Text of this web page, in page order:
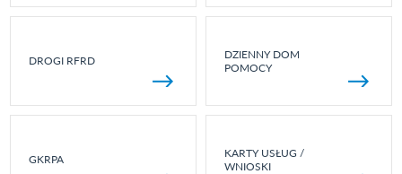
DROGI RFRD
DZIENNY DOM
POMOCY
GKRPA
KARTY USŁUG /
WNIOSKI